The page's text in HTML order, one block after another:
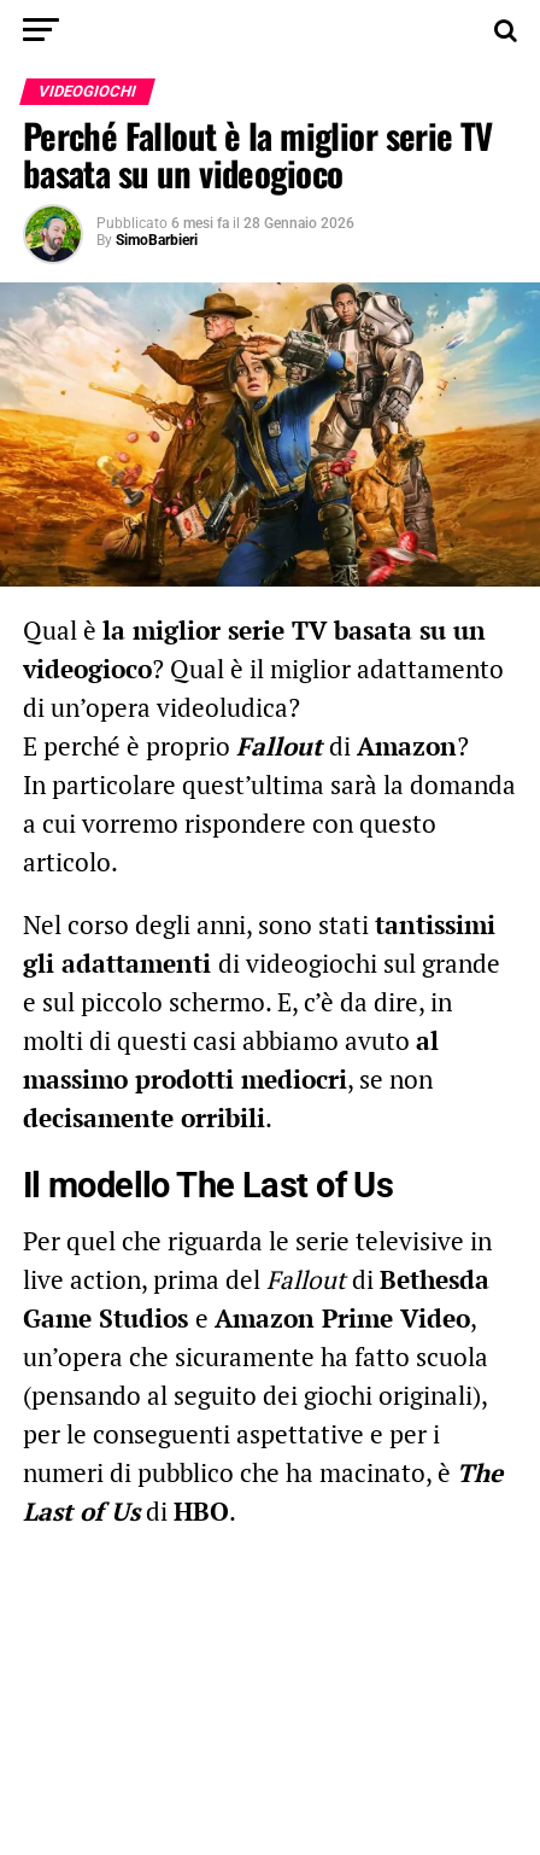
VIDEOGIOCHI
Perché Fallout è la miglior serie TV
basata su un videogioco
Pubblicato 6 mesi fa il 28 Gennaio 2026
By SimoBarbieri
Qual è la miglior serie TV basata su un
videogioco? Qual è il miglior adattamento
di un’opera videoludica?
E perché è proprio FalloutdiAmazon?
In particolare quest’ultima sarà la domanda
a cui vorremo rispondere con questo
articolo.
Nel corso degli anni, sono statitantissimi
gli adattamenti di videogiochi sul grande
e sul piccolo schermo. E, c’è da dire, in
molti di questi casi abbiamo avuto al
massimo prodotti mediocri, se non
decisamente orribili.
Il modello The Last of Us
Per quel che riguarda le serie televisive in
live action, prima delFalloutdiBethesda
Game Studios e Amazon Prime Video,
un’opera che sicuramente ha fatto scuola
(pensando al seguito dei giochi originali),
per le conseguenti aspettative e per i
numeri di pubblico che ha macinato, è The
Last of UsdiHBO.